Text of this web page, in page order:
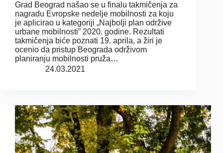
Grad Beograd našao se u finalu takmičenja za
nagradu Evropske nedelje mobilnosti za koju
je aplicirao u kategoriji „Najbolji plan održive
urbane mobilnosti” 2020. godine. Rezultati
takmičenja biće poznati 19. aprila, a žiri je
ocenio da pristup Beograda održivom
planiranju mobilnosti pruža…
24.03.2021